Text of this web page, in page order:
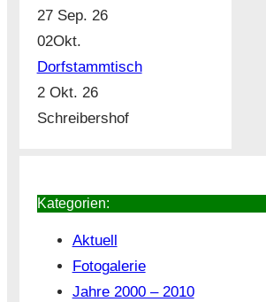
27 Sep. 26
02Okt.
Dorfstammtisch
2 Okt. 26
Schreibershof
Kategorien:
Aktuell
Fotogalerie
Jahre 2000 – 2010